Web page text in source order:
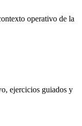
operativo de la
ejercicios guiados y